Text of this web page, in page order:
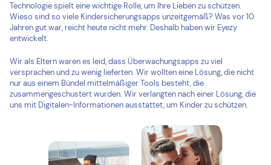
Technologie spielt eine wichtige Rolle, um Ihre Lieben zu schützen.
Wieso sind so viele Kindersicherungsapps unzeitgemäß? Was vor 10
Jahren gut war, reicht heute nicht mehr. Deshalb haben wir Eyezy
entwickelt.
Wir als Eltern waren es leid, dass Überwachungsapps zu viel
versprachen und zu wenig lieferten. Wir wollten eine Lösung, die nicht
nur aus einem Bündel mittelmäßiger Tools besteht, die
zusammengeschustert wurden. Wir verlangten nach einer Lösung, die
uns mit Digitalen-Informationen ausstattet, um Kinder zu schützen.